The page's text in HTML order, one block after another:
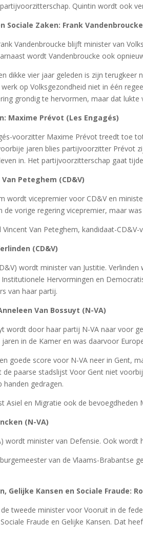
Quintin wordt ook
Sociale Zaken: Frank
Vandenbroucke blijft minister van
wordt Vandenbroucke ook
dikke vier jaar geleden is zijn terugkeer
op Volksgezondheid niet in één
grondig te hervormen, maar dat lukte
Maxime Prévot (Les Engagés)
voorzitter Maxime Prévot treedt toe
jaren blies partijvoorzitter Prévot
in. Het partijvoorzitterschap gaat
Peteghem (CD&V)
wordt vicepremier voor CD&V en
de vorige regering vicepremier, maar
Vincent Van Peteghem, kandidaat-
(CD&V)
wordt minister van Justitie.
Hervormingen en
van haar partij.
Van Bossuyt (N-VA)
wordt door haar partij N-VA naar voor
in de Kamer en was daarvoor
goede score voor N-VA neer in Gent,
paarse stadslijst Voor Gent niet
handen gedragen.
Asiel en Migratie ook de
(N-VA)
wordt minister van Defensie. Ook wordt
van de Vlaams-Brabantse
Gelijke Kansen en Sociale Fraude:
tweede minister voor Vooruit in de
Fraude en Gelijke Kansen. Dat